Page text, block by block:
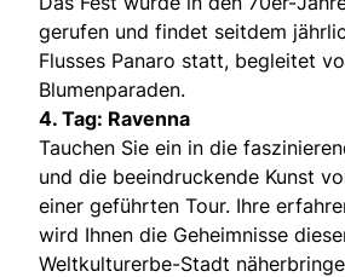
gerufen und findet seitdem
Flusses Panaro statt, begleitet
Blumenparaden.
4. Tag: Ravenna
Tauchen Sie ein in die
und die beeindruckende Kunst
einer geführten Tour. Ihre
wird Ihnen die Geheimnisse
Weltkulturerbe-Stadt